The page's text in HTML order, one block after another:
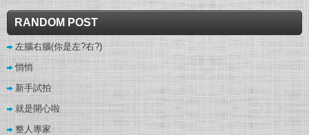
RANDOM POST
左腦右腦(你是左?右?)
悄悄
新手試拍
就是開心啦
整人專家